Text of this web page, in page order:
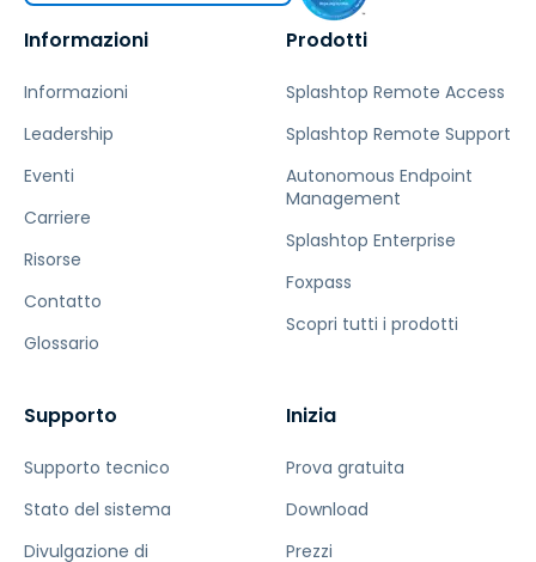
Informazioni
Informazioni
Leadership
Eventi
Carriere
Risorse
Contatto
Glossario
Prodotti
Splashtop Remote Access
Splashtop Remote Support
Autonomous Endpoint
Management
Splashtop Enterprise
Foxpass
Scopri tutti i prodotti
Supporto
Supporto tecnico
Stato del sistema
Divulgazione di
Inizia
Prova gratuita
Download
Prezzi